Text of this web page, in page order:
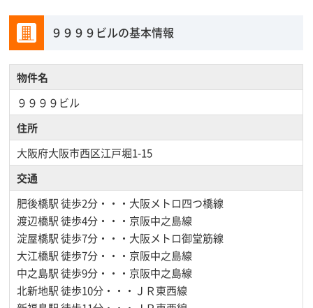
９９９９ビルの基本情報
物件名
９９９９ビル
住所
大阪府大阪市西区江戸堀1-15
交通
肥後橋駅徒歩2分・・・大阪メトロ四つ橋線
渡辺橋駅徒歩4分・・・京阪中之島線
淀屋橋駅徒歩7分・・・大阪メトロ御堂筋線
大江橋駅徒歩7分・・・京阪中之島線
中之島駅徒歩9分・・・京阪中之島線
北新地駅徒歩10分・・・ＪＲ東西線